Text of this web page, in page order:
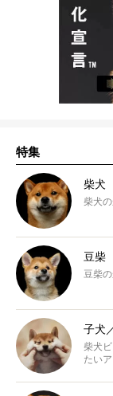
特集
柴犬
柴犬
豆柴
豆柴
子犬
柴犬
たい